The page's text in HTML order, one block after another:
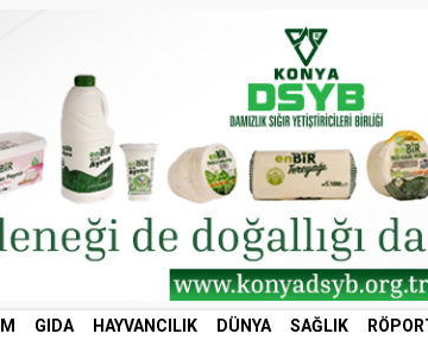
GIDA HAYVANCILIK DÜNYA SAĞLIK